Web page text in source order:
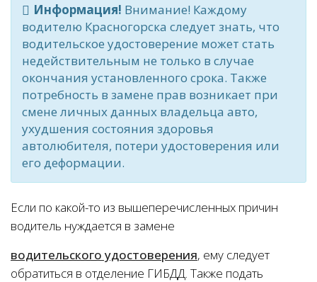
Информация! Внимание! Каждому
водителю Красногорска следует знать, что
водительское удостоверение может стать
недействительным не только в случае
окончания установленного срока. Также
потребность в замене прав возникает при
смене личных данных владельца авто,
ухудшения состояния здоровья
автолюбителя, потери удостоверения или
его деформации.
Если по какой-то из вышеперечисленных причин
водитель нуждается в замене
водительского удостоверения, ему следует
обратиться в отделение ГИБДД. Также подать